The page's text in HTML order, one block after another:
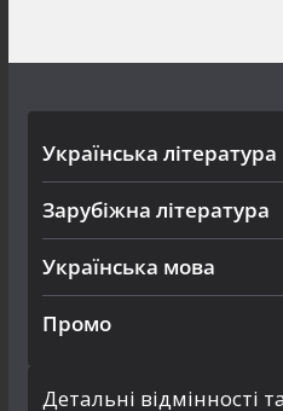
Українська література
Зарубіжна література
Українська мова
Промо
Детальні відмінності